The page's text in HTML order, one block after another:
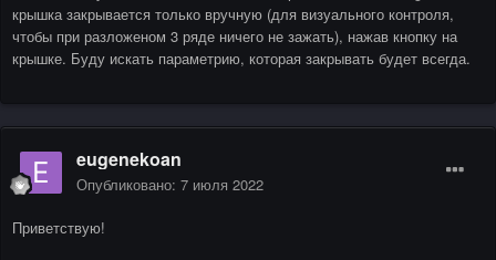
крышка закрывается только вручную (для визуального контроля,
чтобы при разложеном 3 ряде ничего не зажать), нажав кнопку на
крышке. Буду искать параметрию, которая закрывать будет всегда.
eugenekoan
Опубликовано: 7 июля 2022
Приветствую!